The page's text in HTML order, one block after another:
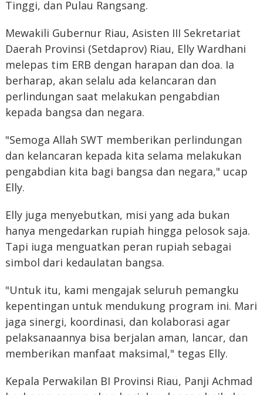
Tinggi, dan Pulau Rangsang.
Mewakili Gubernur Riau, Asisten III Sekretariat
Daerah Provinsi (Setdaprov) Riau, Elly Wardhani
melepas tim ERB dengan harapan dan doa. Ia
berharap, akan selalu ada kelancaran dan
perlindungan saat melakukan pengabdian
kepada bangsa dan negara.
"Semoga Allah SWT memberikan perlindungan
dan kelancaran kepada kita selama melakukan
pengabdian kita bagi bangsa dan negara," ucap
Elly.
Elly juga menyebutkan, misi yang ada bukan
hanya mengedarkan rupiah hingga pelosok saja.
Tapi iuga menguatkan peran rupiah sebagai
simbol dari kedaulatan bangsa.
"Untuk itu, kami mengajak seluruh pemangku
kepentingan untuk mendukung program ini. Mari
jaga sinergi, koordinasi, dan kolaborasi agar
pelaksanaannya bisa berjalan aman, lancar, dan
memberikan manfaat maksimal," tegas Elly.
Kepala Perwakilan BI Provinsi Riau, Panji Achmad